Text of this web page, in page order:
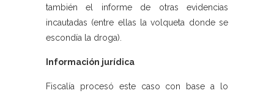
también el informe de otras evidencias
incautadas (entre ellas la volqueta donde se
escondía la droga).
Información jurídica
Fiscalía procesó este caso con base a lo